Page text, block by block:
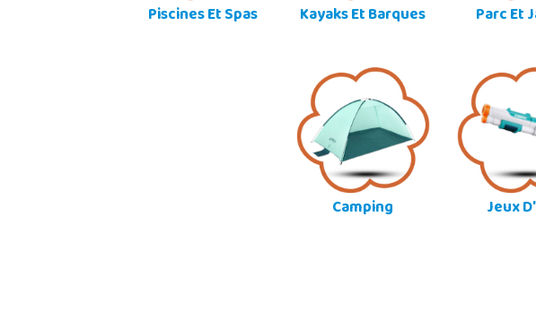
Piscines Et Spas Kayaks Et Barques Parc Et
Camping Jeux